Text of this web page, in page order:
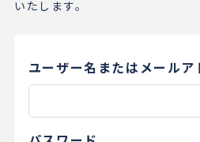
いたします。
ユーザー名またはメールア